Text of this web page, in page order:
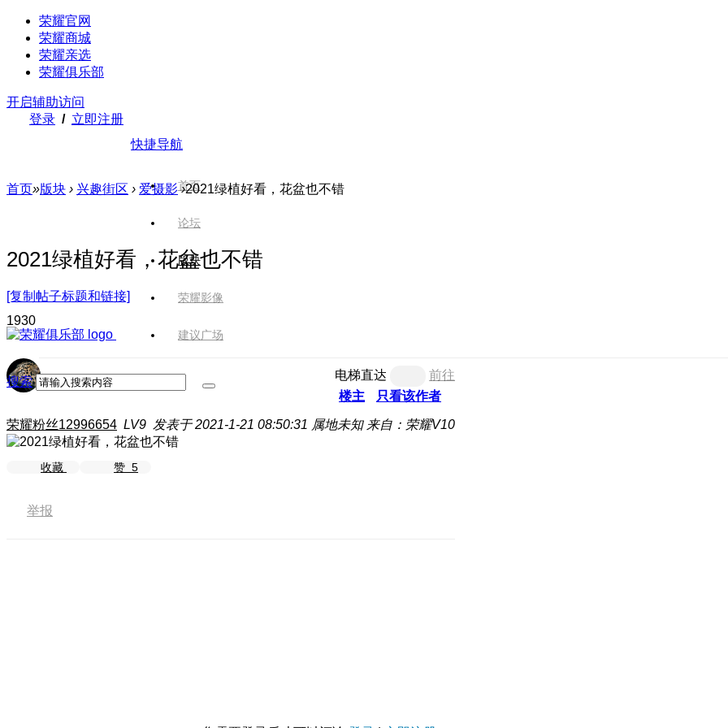
荣耀官网
荣耀商城
荣耀亲选
荣耀俱乐部
开启辅助访问
登录 / 立即注册
快捷导航
首页
论坛
版块
荣耀影像
建议广场
搜索
首页»版块 › 兴趣街区 › 爱摄影 ›2021绿植好看，花盆也不错
2021绿植好看，花盆也不错
[复制帖子标题和链接]
1930
电梯直达
前往
楼主
只看该作者
荣耀粉丝12996654 LV9 发表于 2021-1-21 08:50:31 属地未知 来自：荣耀V10
收藏 赞 5
举报